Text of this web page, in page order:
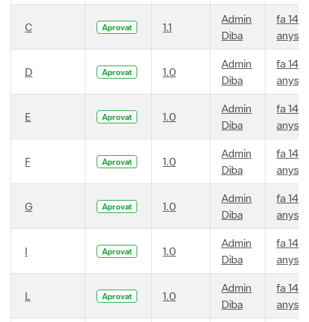
C Aprovat 1.1
Admin
Diba
fa 14
anys
D Aprovat 1.0
Admin
Diba
fa 14
anys
E Aprovat 1.0
Admin
Diba
fa 14
anys
F Aprovat 1.0
Admin
Diba
fa 14
anys
G Aprovat 1.0
Admin
Diba
fa 14
anys
I Aprovat 1.0
Admin
Diba
fa 14
anys
L Aprovat 1.0
Admin
Diba
fa 14
anys